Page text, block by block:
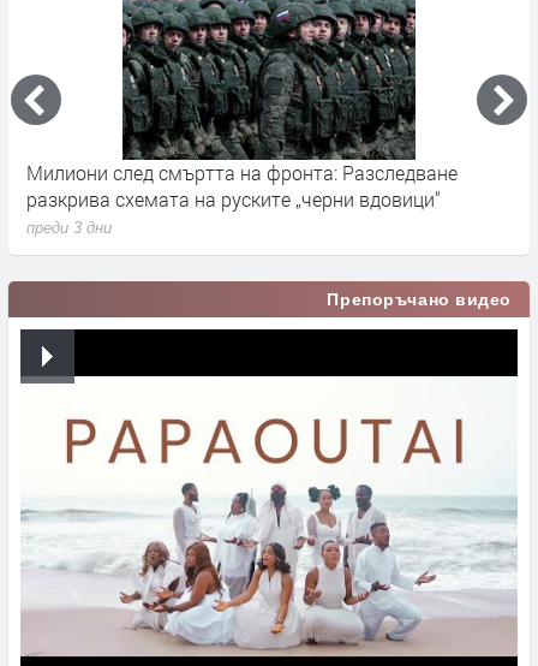
Милиони след смъртта на фронта: Разследване
разкрива схемата на руските „черни вдовици“
преди 3 дни
Препоръчано видео